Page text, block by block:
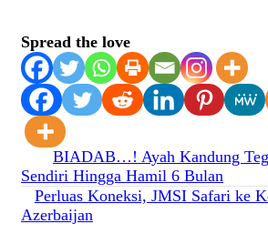
Spread the love
Navigasi
pos
BIADAB…! Ayah Kandung
Sendiri Hingga Hamil 6 Bulan
Perluas Koneksi, JMSI Safari ke
Azerbaijan